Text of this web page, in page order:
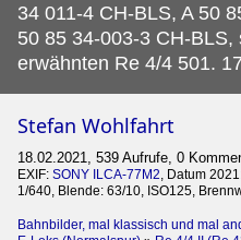
34 011-4 CH-BLS, A 50
50 85 34-003-3 CH-BLS,
erwähnten Re 4/4 501.
Stefan Wohlfahrt
18.02.2021, 539 Aufrufe, 0
EXIF: SONY ILCA-77M2 , Datum
1/640, Blende: 63/10, ISO125,
Bahnbilder, mal klassisch und mal